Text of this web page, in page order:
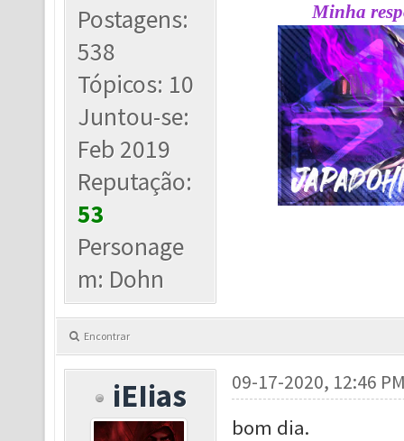
Postagens:
538
Tópicos: 10
Juntou-se:
Feb 2019
Reputação:
53
Personage
m: Dohn
Minha
Encontrar
iEIias 09-17-2020, 12:46
bom dia.